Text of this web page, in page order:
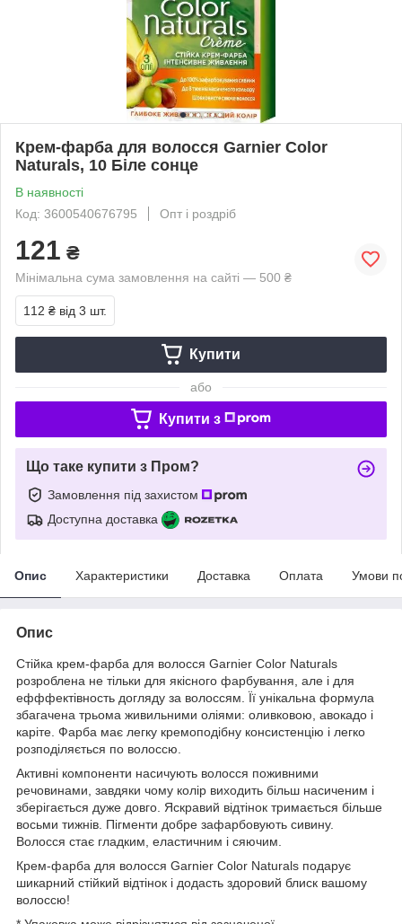
Крем-фарба для волосся Garnier Color
Naturals, 10 Біле сонце
В наявності
Код: 3600540676795
Опт і роздріб
121 ₴
Мінімальна сума замовлення на сайті — 500 ₴
112 ₴ від 3 шт.
Купити
або
Купити з
Що таке купити з Пром?
Замовлення під захистом
Доступна доставка
Опис Характеристики Доставка Оплата Умови
Опис
Стійка крем-фарба для волосся Garnier Color Naturals
розроблена не тільки для якісного фарбування, але і для
ефффектівность догляду за волоссям. Її унікальна формула
збагачена трьома живильними оліями: оливковою, авокадо і
каріте. Фарба має легку кремоподібну консистенцію і легко
розподіляється по волоссю.
Активні компоненти насичують волосся поживними
речовинами, завдяки чому колір виходить більш насиченим і
зберігається дуже довго. Яскравий відтінок тримається більше
восьми тижнів. Пігменти добре зафарбовують сивину.
Волосся стає гладким, еластичним і сяючим.
Крем-фарба для волосся Garnier Color Naturals подарує
шикарний стійкий відтінок і додасть здоровий блиск вашому
волоссю!